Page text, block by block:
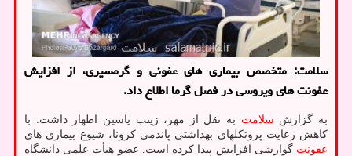
سلامت: متخصص بیماری های عفونی و گرمسیری، از افزایش
عفونت های ویروسی در فصل گرما اطلاع داد.
به گزارش سلامت به نقل از مهر، زینب یاسین اظهار داشت: با
کاهش رعایت پروتکلهای بهداشتی پاندمی کرونا، شیوع بیماری های
عفونت گوارشی افزایش پیدا کرده است. عضو هیأت علمی دانشگاه